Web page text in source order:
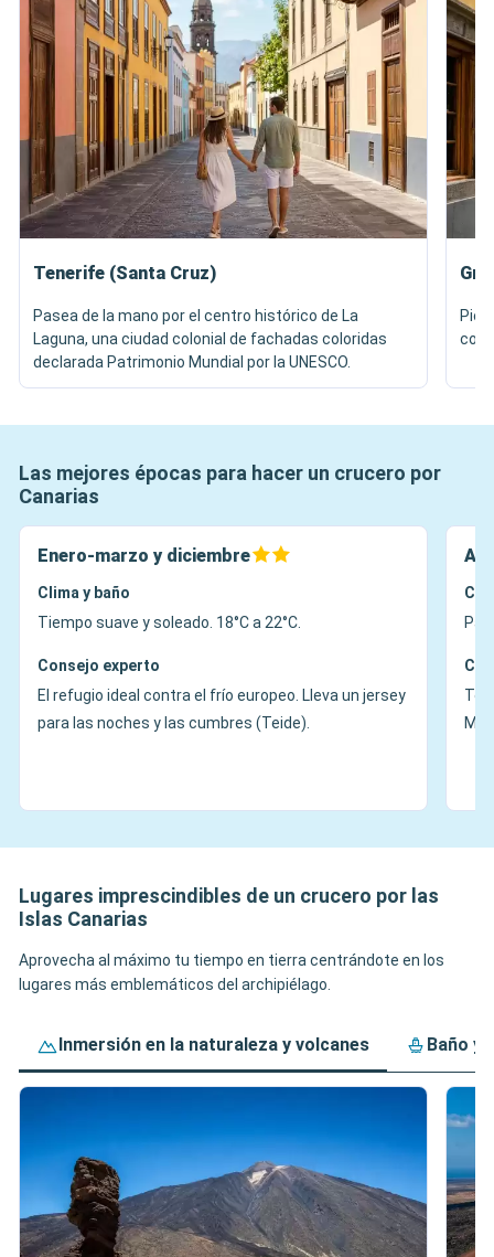
Tenerife (Santa Cruz)
Pasea de la mano por el centro histórico de La
Laguna, una ciudad colonial de fachadas coloridas
declarada Patrimonio Mundial por la UNESCO.
Las mejores épocas para hacer un crucero por
Canarias
Enero-marzo y diciembre
Clima y baño
Tiempo suave y soleado. 18°C a 22°C.
Consejo experto
El refugio ideal contra el frío europeo. Lleva un jersey
para las noches y las cumbres (Teide).
Lugares imprescindibles de un crucero por las
Islas Canarias
Aprovecha al máximo tu tiempo en tierra centrándote en los
lugares más emblemáticos del archipiélago.
Inmersión en la naturaleza y volcanes Baño y